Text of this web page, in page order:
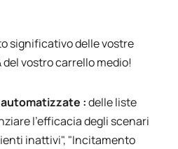
significativo delle vostre
vostro carrello medio!
automatizzate :delle liste
l'efficacia degli scenari
inattivi", "Incitamento